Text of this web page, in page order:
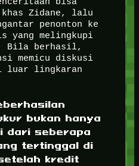
khas Zidane, lalu
penonton ke
yang melingkupi
Bila berhasil,
memicu diskusi
luar lingkaran
bukan hanya
dari seberapa
tertinggal di
kredit